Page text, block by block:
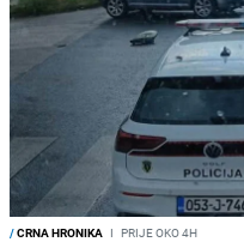
/CRNA HRONIKA I PRIJE OKO 4H